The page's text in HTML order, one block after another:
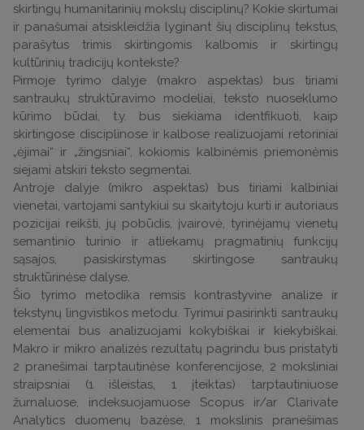
skirtingų humanitarinių mokslų disciplinų? Kokie skirtumai
ir panašumai atsiskleidžia lyginant šių disciplinų tekstus,
parašytus trimis skirtingomis kalbomis ir skirtingų
kultūrinių tradicijų kontekste?
Pirmoje tyrimo dalyje (makro aspektas) bus tiriami
santraukų struktūravimo modeliai, teksto nuoseklumo
kūrimo būdai, t.y. bus siekiama identfikuoti, kaip
skirtingose disciplinose ir kalbose realizuojami retoriniai
„ėjimai“ ir „žingsniai“, kokiomis kalbinėmis priemonėmis
siejami atskiri teksto segmentai.
Antroje dalyje (mikro aspektas) bus tiriami kalbiniai
vienetai, vartojami santykiui su skaitytoju kurti ir autoriaus
pozicijai reikšti, jų pobūdis, įvairovė, tyrinėjamų vienetų
semantinio turinio ir atliekamų pragmatinių funkcijų
sąsajos, pasiskirstymas skirtingose santraukų
struktūrinėse dalyse.
Šio tyrimo metodika remsis kontrastyvine analize ir
tekstynų lingvistikos metodu. Tyrimui pasirinkti santraukų
elementai bus analizuojami kokybiškai ir kiekybiškai.
Makro ir mikro analizės rezultatų pagrindu bus pristatyti
2 pranešimai tarptautinėse konferencijose, 2 moksliniai
straipsniai (1 išleistas, 1 įteiktas) tarptautiniuose
žurnaluose, indeksuojamuose Scopus ir/ar Clarivate
Analytics duomenų bazėse, 1 mokslinis pranešimas